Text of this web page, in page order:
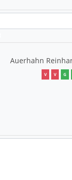
Auerhahn
V V G